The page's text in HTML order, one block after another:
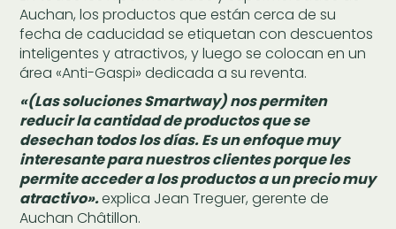
Auchan, los productos que están cerca de su
fecha de caducidad se etiquetan con descuentos
inteligentes y atractivos, y luego se colocan en un
área «Anti-Gaspi» dedicada a su reventa.
«(Las soluciones Smartway) nos permiten
reducir la cantidad de productos que se
desechan todos los días. Es un enfoque muy
interesante para nuestros clientes porque les
permite acceder a los productos a un precio muy
atractivo».explica Jean Treguer, gerente de
Auchan Châtillon.